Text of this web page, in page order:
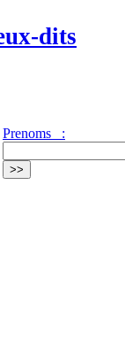
dits
Prenoms :